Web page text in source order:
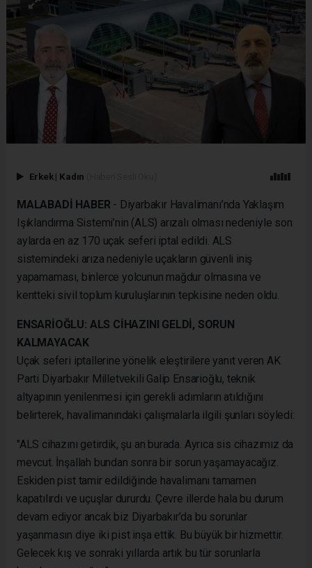
Erkek | Kadın
MALABADİ HABER - Diyarbakır Havalimanı’nda Yaklaşım
Işıklandırma Sistemi’nin (ALS) arızalı olması nedeniyle son
aylarda en az 170 uçak seferi iptal edildi. ALS
sistemindeki arıza nedeniyle uçakların güvenli iniş
yapamaması, binlerce yolcunun mağdur olmasına ve
kentteki sivil toplum kuruluşlarının tepkisine neden oldu.
ENSARİOĞLU: ALS CİHAZINI GELDİ, SORUN
KALMAYACAK
Uçak seferi iptallerine yönelik eleştirilere yanıt veren AK
Parti Diyarbakır Milletvekili Galip Ensarioğlu, teknik
altyapının yenilenmesi için gerekli adımların atıldığını
belirterek, havalimanındaki çalışmalarla ilgili şunları söyledi:
"ALS cihazını getirdik, şu an burada. Ayrıca sis cihazımız da
mevcut. İnşallah bundan sonra bir sorun yaşamayacağız.
Eskiden pist tamir edildiğinde havalimanı tamamen
kapatılırdı ve uçuşlar dururdu. Çevre illerde hala bu durum
devam ediyor ancak biz Diyarbakır’da bu sorunlar
yaşanmasın diye iki pist inşa ettik. Bu büyük bir hizmettir.
Gelecek kış ve sonraki yıllarda artık bu tür sorunlarla